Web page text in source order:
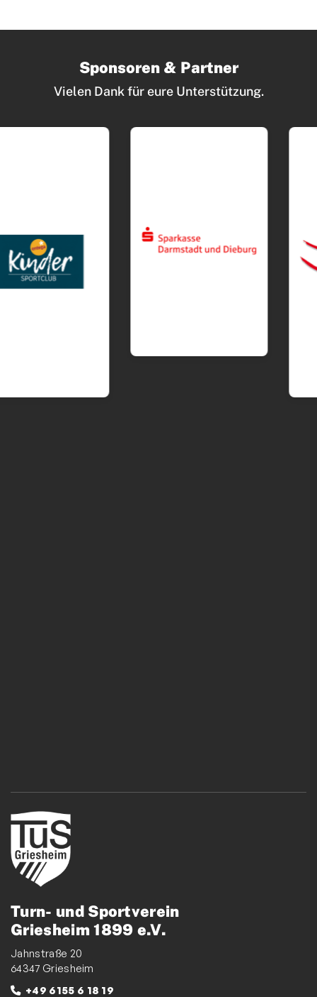
Sponsoren & Partner
Vielen Dank für eure Unterstützung.
Turn- und Sportverein
Griesheim 1899 e.V.
Jahnstraße 20
64347 Griesheim
+49 6155 6 18 19